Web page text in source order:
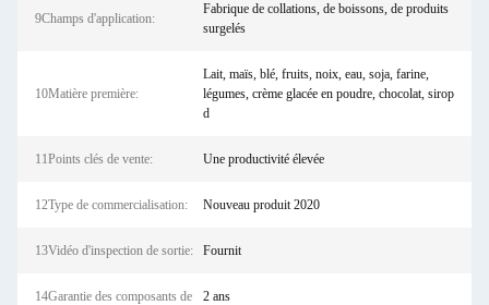
9Champs d'application:
Fabrique de collations, de boissons, de produits
surgelés
10Matière première:
Lait, maïs, blé, fruits, noix, eau, soja, farine,
légumes, crème glacée en poudre, chocolat, sirop
d
11Points clés de vente: Une productivité élevée
12Type de commercialisation: Nouveau produit 2020
13Vidéo d'inspection de sortie: Fournit
14Garantie des composants de
2 ans